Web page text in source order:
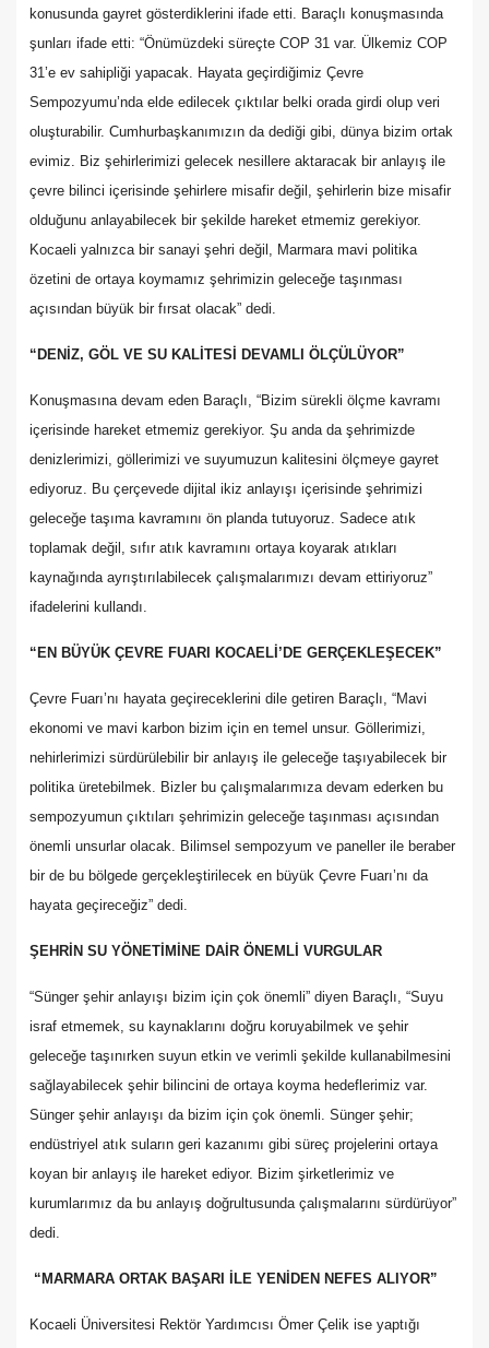
konusunda gayret gösterdiklerini ifade etti. Baraçlı konuşmasında
şunları ifade etti: “Önümüzdeki süreçte COP 31 var. Ülkemiz COP
31’e ev sahipliği yapacak. Hayata geçirdiğimiz Çevre
Sempozyumu’nda elde edilecek çıktılar belki orada girdi olup veri
oluşturabilir. Cumhurbaşkanımızın da dediği gibi, dünya bizim ortak
evimiz. Biz şehirlerimizi gelecek nesillere aktaracak bir anlayış ile
çevre bilinci içerisinde şehirlere misafir değil, şehirlerin bize misafir
olduğunu anlayabilecek bir şekilde hareket etmemiz gerekiyor.
Kocaeli yalnızca bir sanayi şehri değil, Marmara mavi politika
özetini de ortaya koymamız şehrimizin geleceğe taşınması
açısından büyük bir fırsat olacak” dedi.
“DENİZ, GÖL VE SU KALİTESİ DEVAMLI ÖLÇÜLÜYOR”
Konuşmasına devam eden Baraçlı, “Bizim sürekli ölçme kavramı
içerisinde hareket etmemiz gerekiyor. Şu anda da şehrimizde
denizlerimizi, göllerimizi ve suyumuzun kalitesini ölçmeye gayret
ediyoruz. Bu çerçevede dijital ikiz anlayışı içerisinde şehrimizi
geleceğe taşıma kavramını ön planda tutuyoruz. Sadece atık
toplamak değil, sıfır atık kavramını ortaya koyarak atıkları
kaynağında ayrıştırılabilecek çalışmalarımızı devam ettiriyoruz”
ifadelerini kullandı.
“EN BÜYÜK ÇEVRE FUARI KOCAELİ’DE GERÇEKLEŞECEK”
Çevre Fuarı’nı hayata geçireceklerini dile getiren Baraçlı, “Mavi
ekonomi ve mavi karbon bizim için en temel unsur. Göllerimizi,
nehirlerimizi sürdürülebilir bir anlayış ile geleceğe taşıyabilecek bir
politika üretebilmek. Bizler bu çalışmalarımıza devam ederken bu
sempozyumun çıktıları şehrimizin geleceğe taşınması açısından
önemli unsurlar olacak. Bilimsel sempozyum ve paneller ile beraber
bir de bu bölgede gerçekleştirilecek en büyük Çevre Fuarı’nı da
hayata geçireceğiz” dedi.
ŞEHRİN SU YÖNETİMİNE DAİR ÖNEMLİ VURGULAR
“Sünger şehir anlayışı bizim için çok önemli” diyen Baraçlı, “Suyu
israf etmemek, su kaynaklarını doğru koruyabilmek ve şehir
geleceğe taşınırken suyun etkin ve verimli şekilde kullanabilmesini
sağlayabilecek şehir bilincini de ortaya koyma hedeflerimiz var.
Sünger şehir anlayışı da bizim için çok önemli. Sünger şehir;
endüstriyel atık suların geri kazanımı gibi süreç projelerini ortaya
koyan bir anlayış ile hareket ediyor. Bizim şirketlerimiz ve
kurumlarımız da bu anlayış doğrultusunda çalışmalarını sürdürüyor”
dedi.
“MARMARA ORTAK BAŞARI İLE YENİDEN NEFES ALIYOR”
Kocaeli Üniversitesi Rektör Yardımcısı Ömer Çelik ise yaptığı